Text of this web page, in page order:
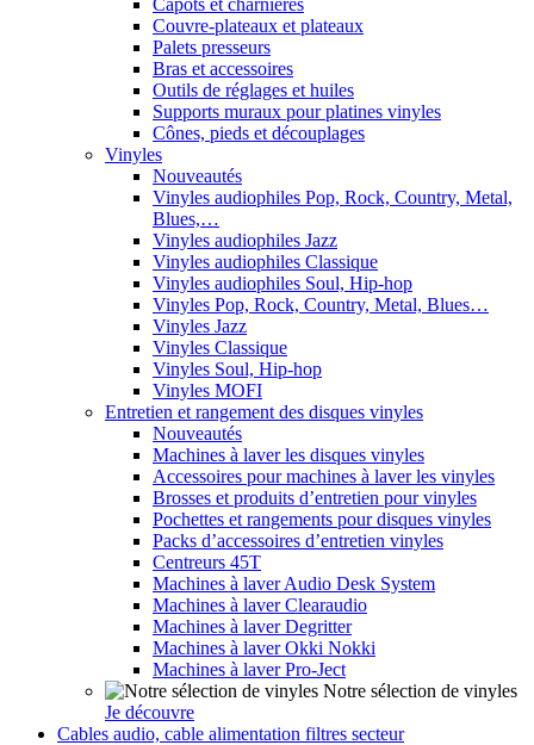
Couvre-plateaux et plateaux
Palets presseurs
Bras et accessoires
Outils de réglages et huiles
Supports muraux pour platines vinyles
Cônes, pieds et découplages
Vinyles
Nouveautés
Vinyles audiophiles Pop, Rock, Country, Metal,
Blues,…
Vinyles audiophiles Jazz
Vinyles audiophiles Classique
Vinyles audiophiles Soul, Hip-hop
Vinyles Pop, Rock, Country, Metal, Blues…
Vinyles Jazz
Vinyles Classique
Vinyles Soul, Hip-hop
Vinyles MOFI
Entretien et rangement des disques vinyles
Nouveautés
Machines à laver les disques vinyles
Accessoires pour machines à laver les vinyles
Brosses et produits d’entretien pour vinyles
Pochettes et rangements pour disques vinyles
Packs d’accessoires d’entretien vinyles
Centreurs 45T
Machines à laver Audio Desk System
Machines à laver Clearaudio
Machines à laver Degritter
Machines à laver Okki Nokki
Machines à laver Pro-Ject
Notre sélection de vinyles
Je découvre
Cables audio, cable alimentation filtres secteur